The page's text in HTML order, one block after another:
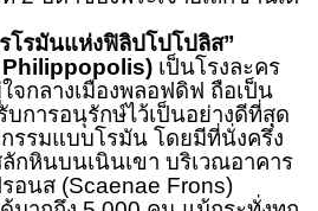
โรมันแห่งฟิลิปโปโปลิส”
เป็นโรงละคร
จกลางเมืองพลอฟดิฟ ถือเป็น
การอนุรักษ์ไว้เป็นอย่างดีที่สุด
รรมแบบโรมัน โดยมีที่นั่งครึ่ง
กหินบนเนินเขา บริเวณอาคาร
รอนส (Scaenae Frons)